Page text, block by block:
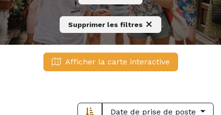
Supprimer les filtres
Afficher la carte interactive
Date de prise de poste